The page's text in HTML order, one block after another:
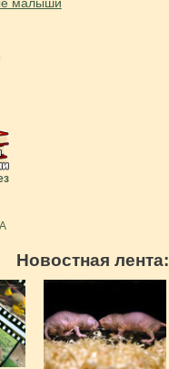
Новостная лента: